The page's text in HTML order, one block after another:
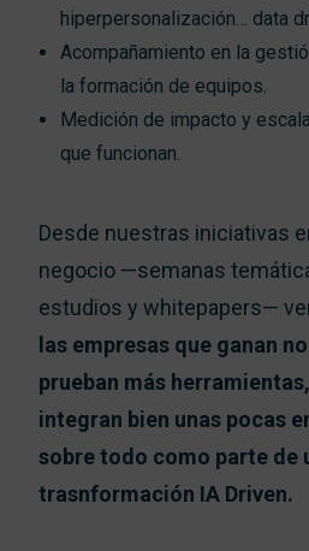
hiperpersonalización… data
Acompañamiento en la
la formación de equipos.
Medición de impacto y
que funcionan.
Desde nuestras iniciativas
negocio —semanas
estudios y whitepapers—
las empresas que ganan
prueban más
integran bien unas pocas
sobre todo como parte de
trasnformación IA Driven.